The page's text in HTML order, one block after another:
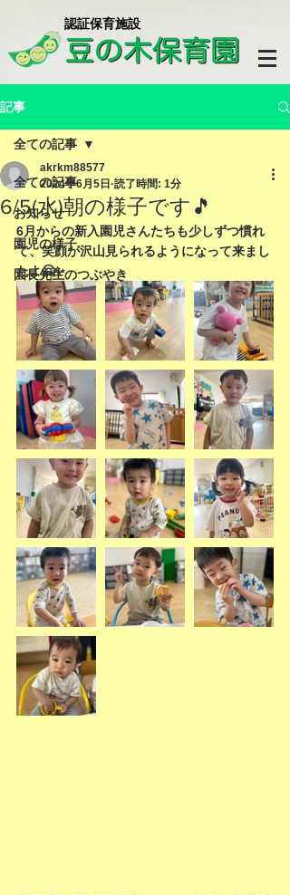
​認証保育施設
記事
全ての記事
お知らせ
園児の様子
園長先生のつぶやき
全ての記事
6/5(水)朝の様子です🎵
akrkm88577
2024年6月5日 読了時間: 1分
6月からの新入園児さんたちも少しずつ慣れ
て、笑顔が沢山見られるようになって来まし
たよ🤗✨